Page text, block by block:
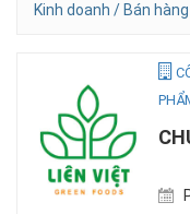
Kinh doanh / Bán hàng